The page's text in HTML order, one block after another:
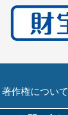
著作権について